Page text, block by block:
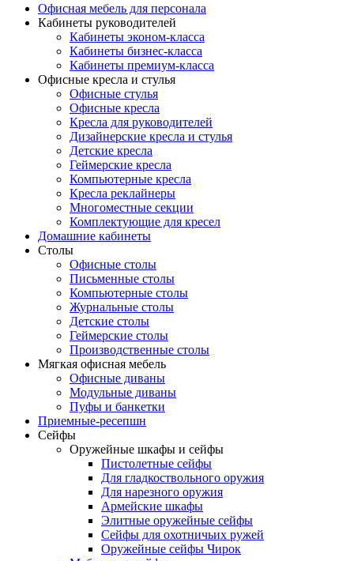
Офисная мебель для персонала
Кабинеты руководителей
Кабинеты эконом-класса
Кабинеты бизнес-класса
Кабинеты премиум-класса
Офисные кресла и стулья
Офисные стулья
Офисные кресла
Кресла для руководителей
Дизайнерские кресла и стулья
Детские кресла
Геймерские кресла
Компьютерные кресла
Кресла реклайнеры
Многоместные секции
Комплектующие для кресел
Домашние кабинеты
Столы
Офисные столы
Письменные столы
Компьютерные столы
Журнальные столы
Детские столы
Геймерские столы
Производственные столы
Мягкая офисная мебель
Офисные диваны
Модульные диваны
Пуфы и банкетки
Приемные-ресепшн
Сейфы
Оружейные шкафы и сейфы
Пистолетные сейфы
Для гладкоствольного оружия
Для нарезного оружия
Армейские шкафы
Элитные оружейные сейфы
Сейфы для охотничьих ружей
Оружейные сейфы Чирок